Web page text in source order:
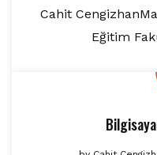
Cahit
Eğitim